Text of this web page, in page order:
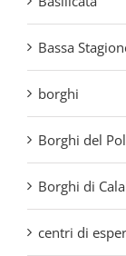
borghi
Borghi del
Borghi di
centri di
Corsi di